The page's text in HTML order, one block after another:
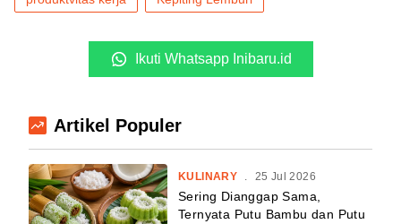
Ikuti Whatsapp Inibaru.id
Artikel Populer
KULINARY . 25 Jul 2026
Sering Dianggap Sama,
Ternyata Putu Bambu dan Putu